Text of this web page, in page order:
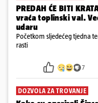
PREDAH ĆE BITI
vraća toplinski val.
udaru
Početkom sljedećeg tjedna
rasti
7
DOZVOLA ZA TROVANJE